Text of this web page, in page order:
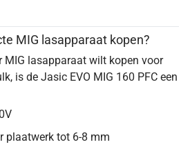
MIG lasapparaat kopen?
MIG lasapparaat wilt kopen voor
is de Jasic EVO MIG 160 PFC een
plaatwerk tot 6-8 mm